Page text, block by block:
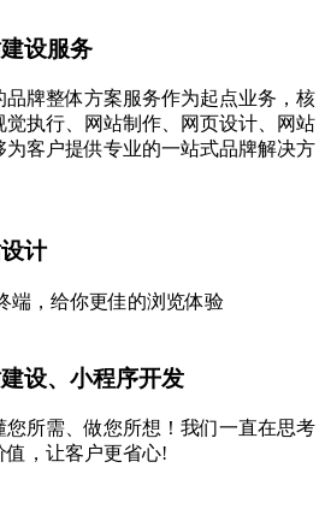
设服务
品牌整体方案服务作为起点业务，核
执行、网站制作、网页设计、网站
客户提供专业的一站式品牌解决方
计
端，给你更佳的浏览体验
设、小程序开发
您所需、做您所想！我们一直在思考
值，让客户更省心!